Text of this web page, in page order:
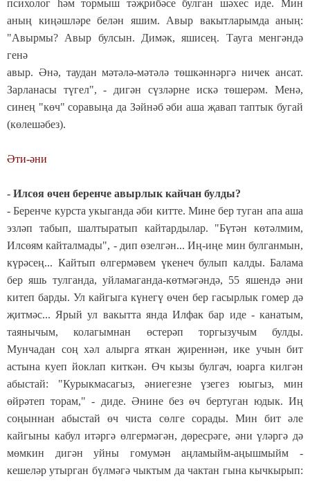
психолог һәм тормыш тәҗрибәсе булган шәхес иде. Мин
аның киңәшләре белән яшим. Авыр вакытларымда аның:
"Авырмы? Авыр булсын. Димәк, яшисең. Тауга менгәндә
генә
авыр. Әнә, таудан мәтәлә-мәтәлә төшкәннәргә ничек ансат.
Зарланасы түгел", - дигән сүзләрне искә төшерәм. Менә,
синең "көч" соравыңа да Зәйнәб әби аша җавап таптык бугай
(көлешәбез).
Әти-әни
- Илсөя өчен беренче авырлык кайчан булды?
- Беренче курста укыганда әби китте. Мине бер туган апа аша
эзләп табып, шалтыратып кайтардылар. "Бүтән көтәлмим,
Илсөям кайталмады", - дип өзелгән... Иң-иңе мин булганмын,
күрәсең... Кайтып өлгермәвем үкенеч булып калды. Балама
бер яшь тулганда, уйламаганда-көтмәгәндә, 55 яшендә әни
китеп барды. Ул кайгыга күнегү өчен бер гасырлык гомер дә
җитмәс... Ярый ул вакытта янда Илфак бар иде - канатым,
таянычым, колагымнан өстерәп торгызучым булды.
Мунчадан соң хәл алырга яткан җиреннән, ике учын бит
астына куеп йоклап киткән. Өч кызы булгач, юарга килгән
абыстай: "Курыкмасагыз, әниегезне үзегез юыгыз, мин
өйрәтеп торам," - диде. Әнине без өч бертуган юдык. Иң
соңыннан абыстай өч чиста сөлге сорады. Мин бит әле
кайгыны кабул итәргә өлгермәгән, дөресрәге, әни үләргә дә
мөмкин дигән уйны гомумән аңламыйм-аңышмыйм -
кешеләр утырган бүлмәгә чыктым да чактан гына кычкырып: